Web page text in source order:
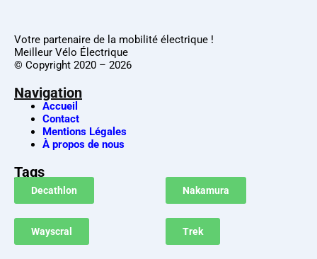
Votre partenaire de la mobilité électrique !
Meilleur Vélo Électrique
© Copyright 2020 – 2026
Navigation
Accueil
Contact
Mentions Légales
À propos de nous
Tags
Decathlon Nakamura
Wayscral Trek